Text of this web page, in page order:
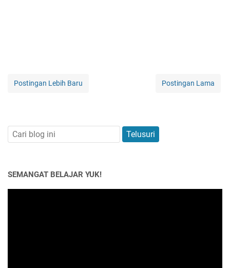
Postingan Lebih Baru Postingan Lama
SEMANGAT BELAJAR YUK!